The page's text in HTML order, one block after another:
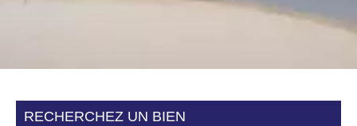
RECHERCHEZ UN BIEN